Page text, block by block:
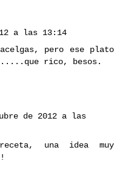
a las 13:14
pero ese plato
rico, besos.
de 2012 a las
una idea muy